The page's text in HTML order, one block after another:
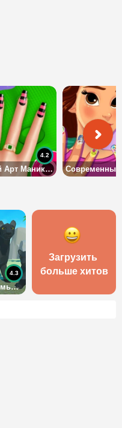
Модный Арт Маникюр
4.2
Симулятор Семьи Пантеры 3Д
4.3
Загрузить
больше хитов